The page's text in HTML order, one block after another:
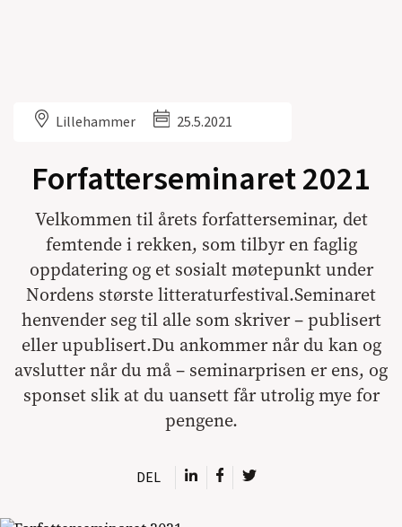
Lillehammer 25.5.2021
Forfatterseminaret 2021
Velkommen til årets forfatterseminar, det
femtende i rekken, som tilbyr en faglig
oppdatering og et sosialt møtepunkt under
Nordens største litteraturfestival.Seminaret
henvender seg til alle som skriver – publisert
eller upublisert.Du ankommer når du kan og
avslutter når du må – seminarprisen er ens, og
sponset slik at du uansett får utrolig mye for
pengene.
DEL